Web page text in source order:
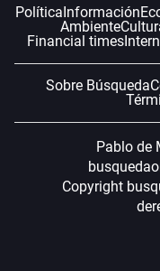
PolíticaInformación
Ambiente
Financial times
Sobre Búsqueda
Pablo de
Copyright